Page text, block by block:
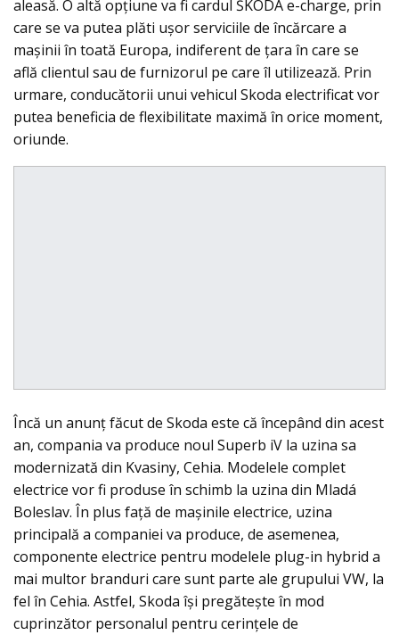
aleasă. O altă opţiune va fi cardul ŠKODA e-charge, prin
care se va putea plăti uşor serviciile de încărcare a
maşinii în toată Europa, indiferent de țara în care se
află clientul sau de furnizorul pe care îl utilizează. Prin
urmare, conducătorii unui vehicul Skoda electrificat vor
putea beneficia de flexibilitate maximă în orice moment,
oriunde.
Încă un anunţ făcut de Skoda este că începând din acest
an, compania va produce noul Superb iV la uzina sa
modernizată din Kvasiny, Cehia. Modelele complet
electrice vor fi produse în schimb la uzina din Mladá
Boleslav. În plus față de mașinile electrice, uzina
principală a companiei va produce, de asemenea,
componente electrice pentru modelele plug-in hybrid a
mai multor branduri care sunt parte ale grupului VW, la
fel în Cehia. Astfel, Skoda își pregătește în mod
cuprinzător personalul pentru cerințele de